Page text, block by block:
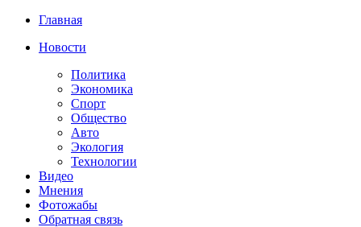
Главная
Новости
Политика
Экономика
Спорт
Общество
Авто
Экология
Технологии
Видео
Мнения
Фотожабы
Обратная связь